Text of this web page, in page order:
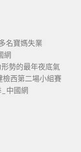
名寶媽失業
網
勢的最年夜底氣
檢西第二場小組賽
中國網